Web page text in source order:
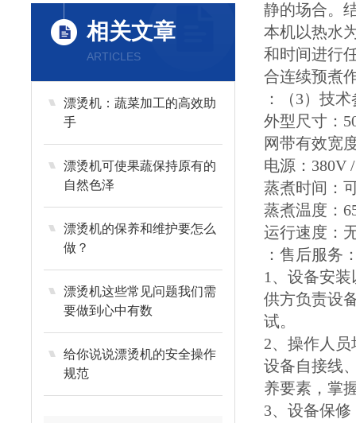
相关文章
ARTICLES
漂烫机：蔬菜加工的高效助
手
漂烫机可使果蔬保持原有的
自然色泽
漂烫机的保养和维护要怎么
做？
漂烫机这些常见问题我们需
要做到心中有数
给你说说漂烫机的安全操作
规范
静的场合。
本机以热水
和时间进行
合连续预煮
：（3）技
外型尺寸：
网带有效宽
电源：380V
蒸煮时间：
蒸煮温度：
运行速度：
：售后服务
1、设备安
供方负责设
试。
2、操作人员
设备自接线
养要素，掌
3、设备保修